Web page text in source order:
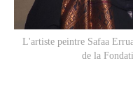
L'artiste peintre Safaa
de la